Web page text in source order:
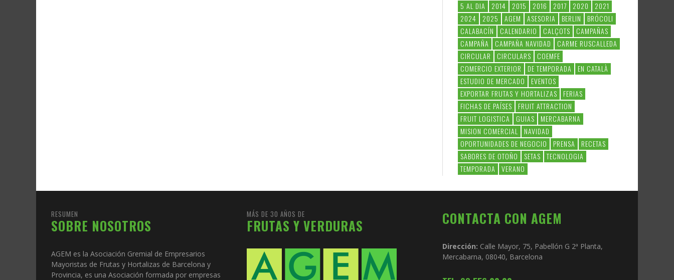
5 AL DIA 2014 2015 2016 2017 2020
2021
2024
2025 AGEM ASESORIA BERLIN
BRÓCOLI
CALABACÍN
CALENDARIO CALÇOTS
CAMPAÑAS
CAMPAÑA
CAMPAÑA NAVIDAD
CARME RUSCALLEDA
CIRCULAR
CIRCULARS
COEMFE
COMERCIO EXTERIOR
DE TEMPORADA
EN CATALÀ
ESTUDIO DE MERCADO
EVENTOS
EXPORTAR FRUTAS Y HORTALIZAS
FERIAS
FICHAS DE PAÍSES
FRUIT ATTRACTION
FRUIT LOGISTICA
GUIAS
MERCABARNA
MISION COMERCIAL
NAVIDAD
OPORTUNIDADES DE NEGOCIO
PRENSA
RECETAS
SABORES DE OTOÑO
SETAS
TECNOLOGIA
TEMPORADA
VERANO
RESUMEN
SOBRE NOSOTROS
AGEM es la Asociación Gremial de Empresarios
Mayoristas de Frutas y Hortalizas de Barcelona y
Provincia, es una Asociación formada por empresas
MÁS DE 30 AÑOS DE
FRUTAS Y VERDURAS CONTACTA CON AGEM
Dirección: Calle Mayor, 75, Pabellón G 2ª Planta,
Mercabarna, 08040, Barcelona